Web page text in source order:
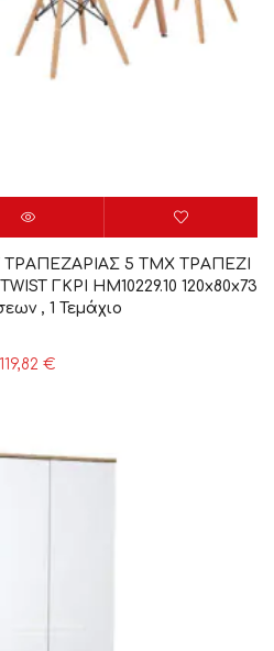
ΤΡΑΠΕΖΑΡΙΑΣ 5 ΤΜΧ ΤΡΑΠΕΖΙ
ΓΚΡΙ HM10229.10 120x80x73
, 1 Τεμάχιο
119,82 €